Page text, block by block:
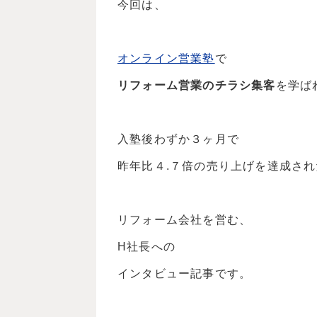
今回は、
オンライン営業塾で
リフォーム営業のチラシ集客 を学ば
入塾後わずか３ヶ月で
昨年比４.７倍の売り上げを達成され
リフォーム会社を営む、
H社長への
インタビュー記事です。